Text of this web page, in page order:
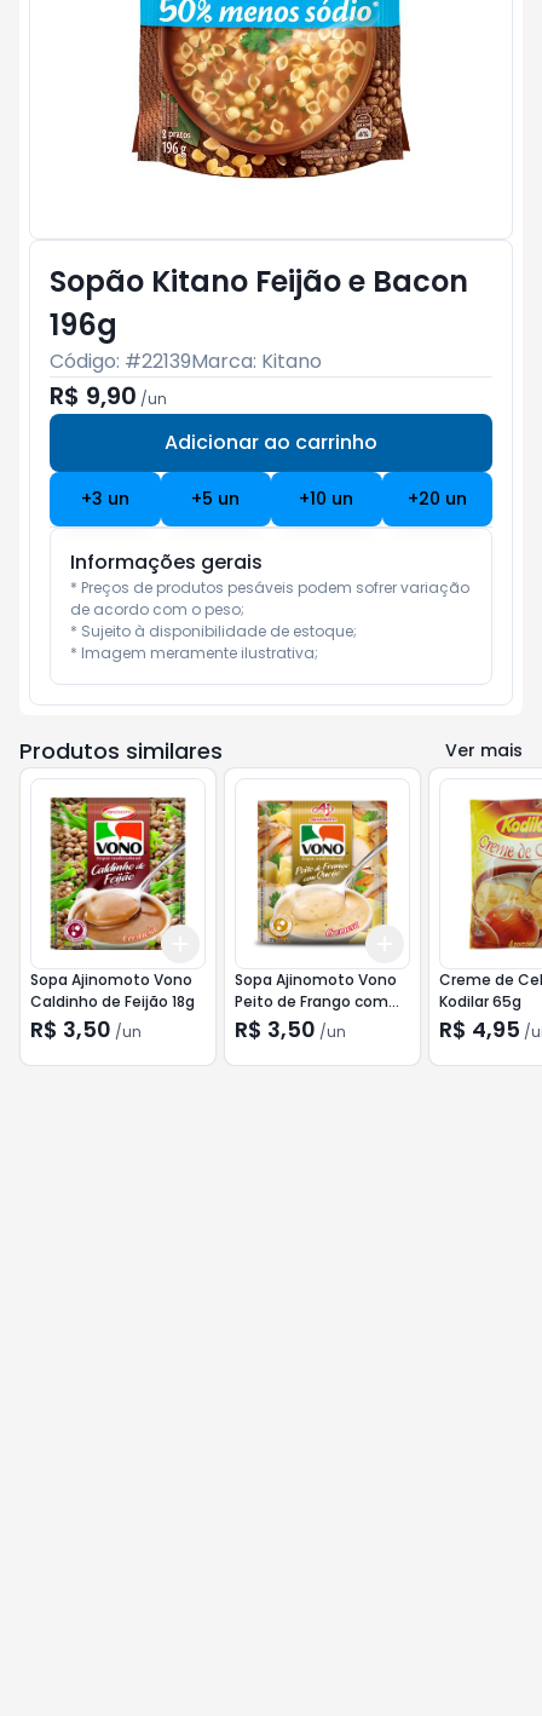
Sopão Kitano Feijão e Bacon
196g
Código: #22139Marca: Kitano
R$ 9,90 /un
Adicionar ao carrinho
+3 un +5 un +10 un +20 un
Informações gerais
* Preços de produtos pesáveis podem sofrer variação
de acordo com o peso;
* Sujeito à disponibilidade de estoque;
* Imagem meramente ilustrativa;
Produtos similares Ver mais
5 +10
Add
Sopa Ajinomoto Vono
Caldinho de Feijão 18g
R$ 3,50 /un
+10
Add
Sopa Ajinomoto Vono
Peito de Frango com
Queijo 17g
R$ 3,50 /un
Creme de
Kodilar 65g
R$ 4,95 /